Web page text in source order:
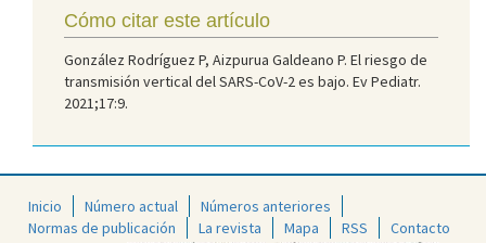
Cómo citar este artículo
González Rodríguez P, Aizpurua Galdeano P. El riesgo de
transmisión vertical del SARS-CoV-2 es bajo. Ev Pediatr.
2021;17:9.
Inicio Número actual
Números anteriores
Normas de publicación
La revista Mapa RSS Contacto